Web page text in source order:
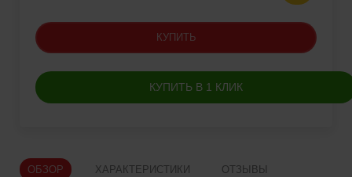
КУПИТЬ
КУПИТЬ В 1 КЛИК
ОБЗОР ХАРАКТЕРИСТИКИ ОТЗЫВЫ